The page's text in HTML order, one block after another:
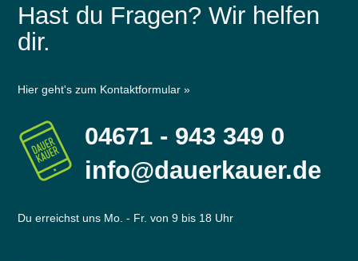
Hast du Fragen? Wir helfen
dir.
Hier geht's zum Kontaktformular »
04671 - 943 349 0
info@dauerkauer.de
Du erreichst uns Mo. - Fr. von 9 bis 18 Uhr